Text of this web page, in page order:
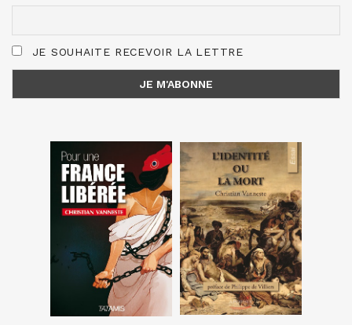
JE SOUHAITE RECEVOIR LA LETTRE